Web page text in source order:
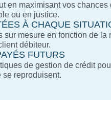
en maximisant vos chances
ou en justice.
À CHAQUE
sur mesure en fonction de la
débiteur.
FUTURS
de gestion de crédit
se reproduisent.